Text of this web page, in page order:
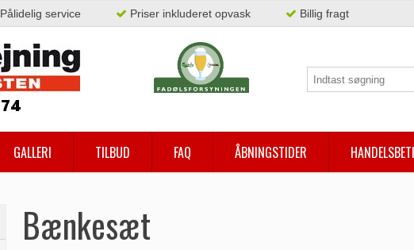
Pålidelig service Priser inkluderet opvask Billig fragt
GALLERI TILBUD FAQ ÅBNINGSTIDER
Bænkesæt